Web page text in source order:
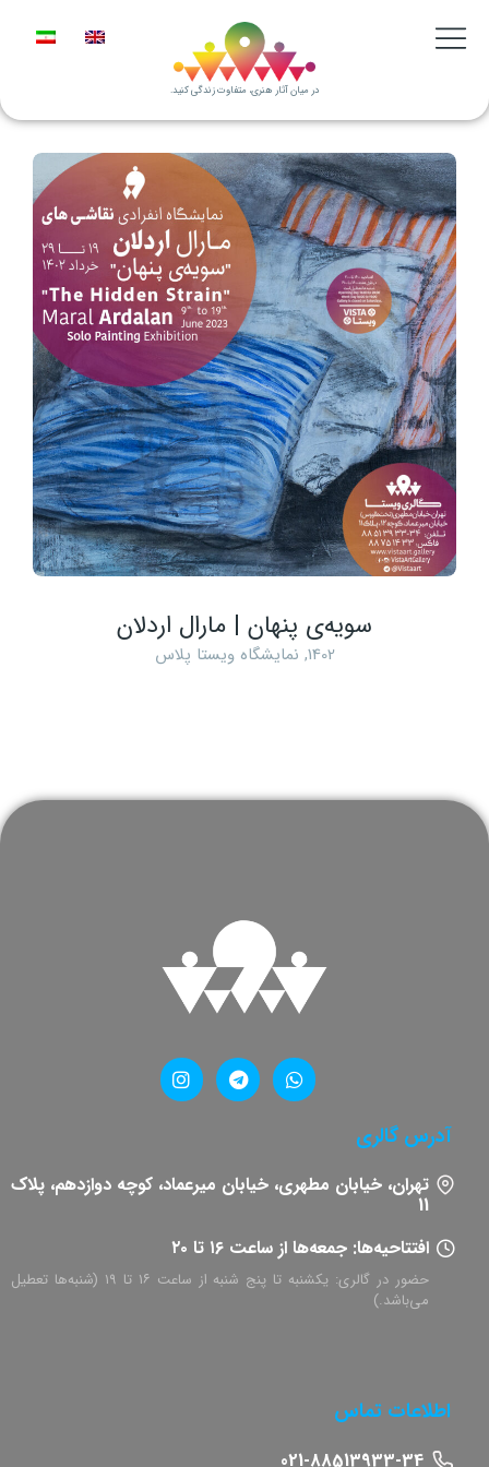
در میان آثار هنری، متفاوت زندگی کنید.
سویه‌ی پنهان | مارال اردلان
1402
, نمایشگاه ویستا پلاس
آدرس گالری
تهران، خیابان مطهری، خیابان میرعماد، کوچه دوازدهم، پلاک
11​
افتتاحیه‌ها: جمعه‌ها از ساعت ۱۶ تا ۲۰
حضور در گالری: یکشنبه تا پنج شنبه از ساعت ۱۶ تا ۱۹ (شنبه‌ها تعطیل
می‌باشد.)
اطلاعات تماس
021-88513933-34